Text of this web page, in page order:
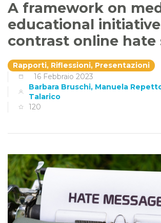
A framework on
educational
contrast online hate
Rapporti, Riflessioni, Presentazioni
16 Febbraio 2023
Barbara Bruschi, Manuela
Talarico
120